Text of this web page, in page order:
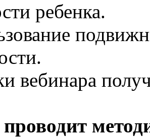
ребенка.
вебинара
проводит